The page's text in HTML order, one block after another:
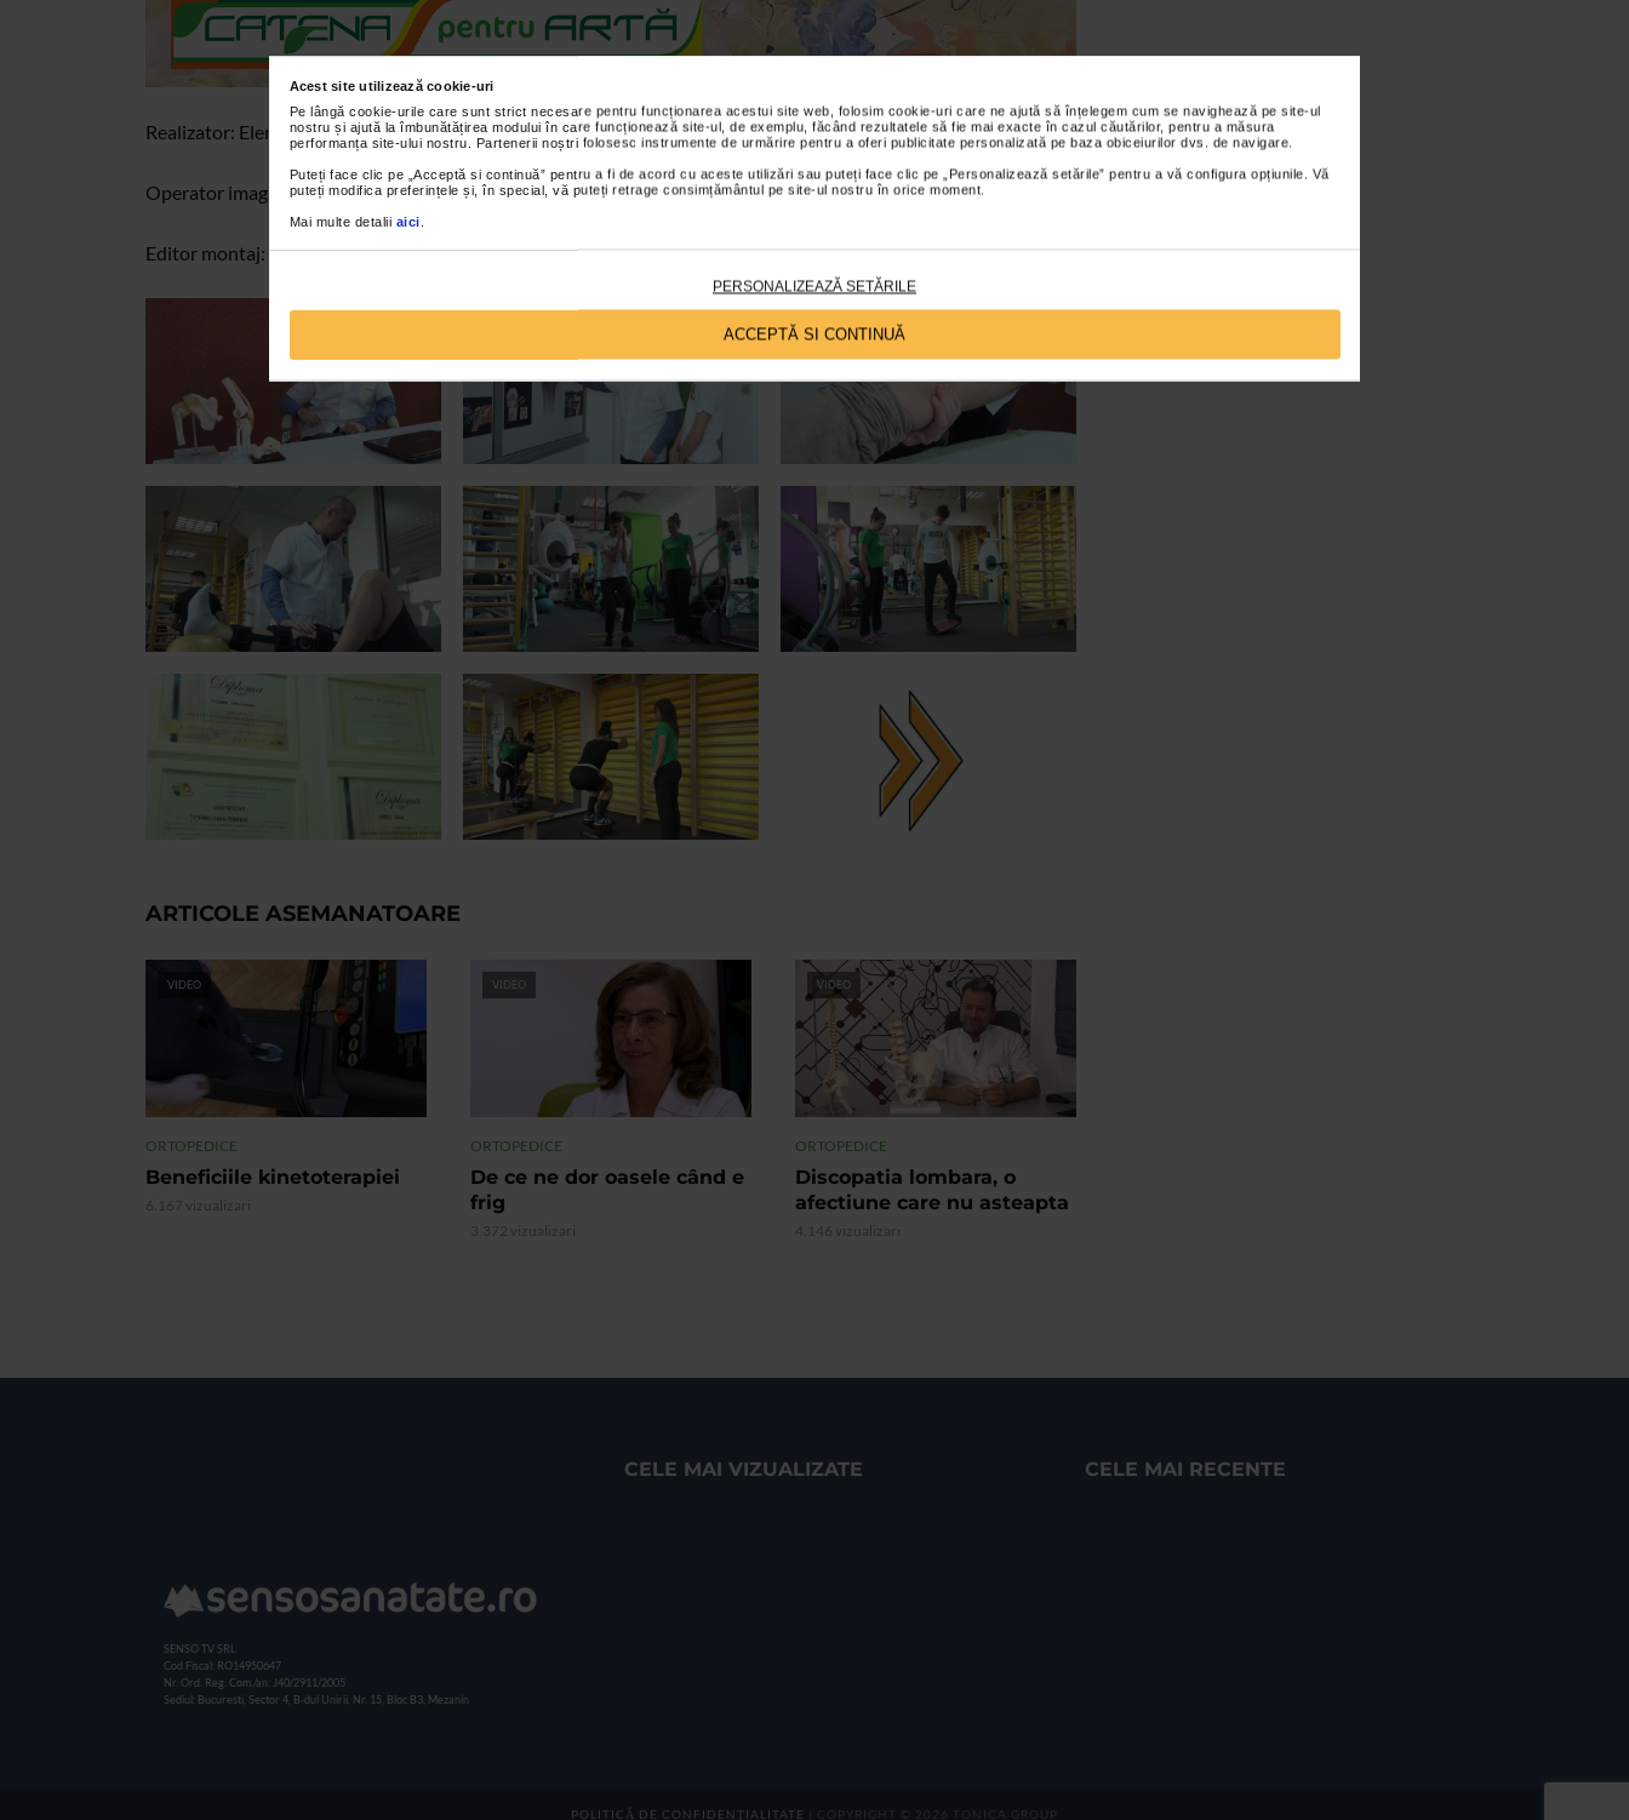
Acest site utilizează cookie-uri
Pe lângă cookie-urile care sunt strict necesare pentru funcționarea acestui site web, folosim cookie-uri care ne ajută să înțelegem cum se navighează pe site-ul
nostru și ajută la îmbunătățirea modului în care funcționează site-ul, de exemplu, făcând rezultatele să fie mai exacte în cazul căutărilor, pentru a măsura
performanța site-ului nostru. Partenerii noștri folosesc instrumente de urmărire pentru a oferi publicitate personalizată pe baza obiceiurilor dvs. de navigare.
Puteți face clic pe „Acceptă si continuă” pentru a fi de acord cu aceste utilizări sau puteți face clic pe „Personalizează setările” pentru a vă configura opțiunile. Vă
puteți modifica preferințele și, în special, vă puteți retrage consimțământul pe site-ul nostru în orice moment.
Mai multe detalii aici
PERSONALIZEAZĂ SETĂRILE
ACCEPTĂ SI CONTINUĂ
Realizator: Elena Buhus
Operator imagine: Silviu Crangureanu
Editor montaj: Stanislav Pescu
ARTICOLE ASEMANATOARE
VIDEO
ORTOPEDICE
Beneficiile kinetoterapiei
6.167 vizualizari
VIDEO
ORTOPEDICE
De ce ne dor oasele când e
frig
3.372 vizualizari
VIDEO
ORTOPEDICE
Discopatia lombara, o
afectiune care nu asteapta
4.146 vizualizari
SENSO TV SRL
Cod Fiscal: RO14950647
Nr. Ord. Reg. Com./an: J40/2911/2005
Sediul: Bucuresti, Sector 4, B-dul Unirii, Nr. 15, Bloc B3, Mezanin
CELE MAI VIZUALIZATE CELE MAI RECENTE
POLITICĂ DE CONFIDENȚIALITATE | COPYRIGHT © 2026 TONICA GROUP